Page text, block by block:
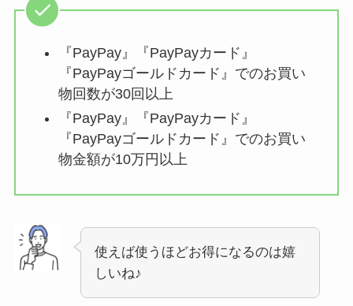
『PayPay』『PayPayカード』
『PayPayゴールドカード』でのお買い
物回数が30回以上
『PayPay』『PayPayカード』
『PayPayゴールドカード』でのお買い
物金額が10万円以上
使えば使うほどお得になるのは嬉
しいね♪